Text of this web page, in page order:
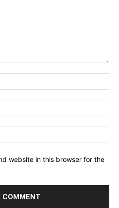
website in this browser for the